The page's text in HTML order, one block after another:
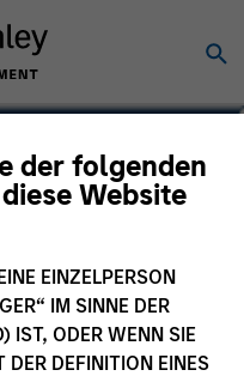
der folgenden
Website
EINZELPERSON
IM SINNE DER
IST, ODER WENN SIE
DER DEFINITION EINES